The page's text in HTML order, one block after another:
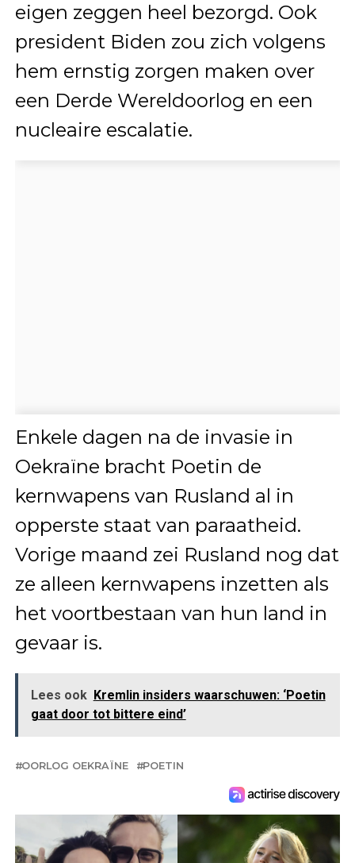
eigen zeggen heel bezorgd. Ook
president Biden zou zich volgens
hem ernstig zorgen maken over
een Derde Wereldoorlog en een
nucleaire escalatie.
Enkele dagen na de invasie in
Oekraïne bracht Poetin de
kernwapens van Rusland al in
opperste staat van paraatheid.
Vorige maand zei Rusland nog dat
ze alleen kernwapens inzetten als
het voortbestaan van hun land in
gevaar is.
Lees ook Kremlin insiders waarschuwen: ‘Poetin
gaat door tot bittere eind’
OORLOG OEKRAÏNE POETIN